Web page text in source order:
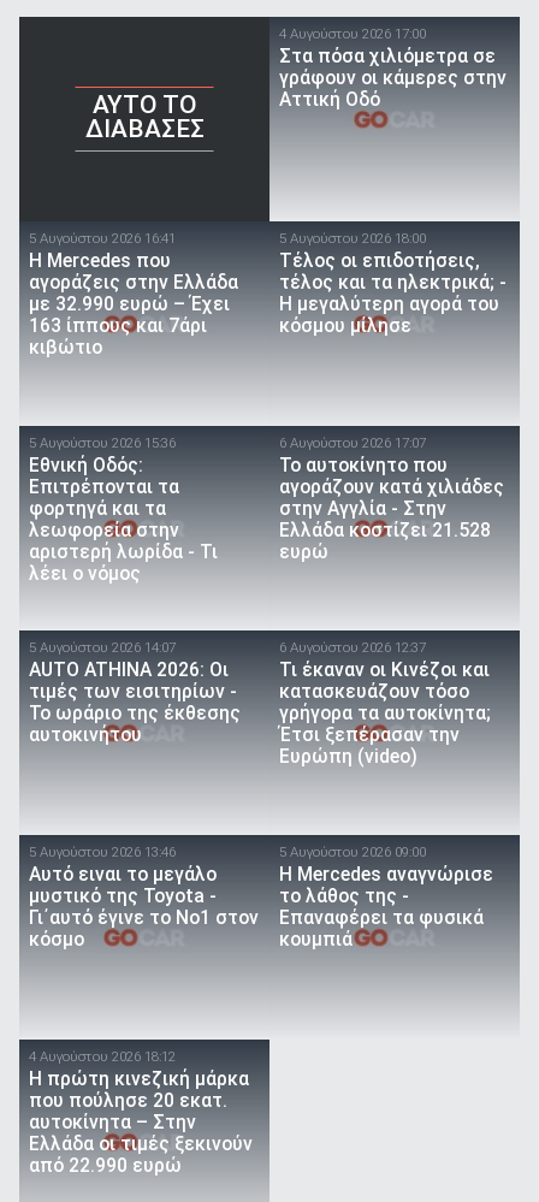
AYTO TO
ΔΙΑΒΑΣΕΣ
4 Αυγούστου 2026 17:00
Στα πόσα χιλιόμετρα σε
γράφουν οι κάμερες στην
Αττική Οδό
5 Αυγούστου 2026 16:41
Η Mercedes που
αγοράζεις στην Ελλάδα
με 32.990 ευρώ – Έχει
163 ίππους και 7άρι
κιβώτιο
5 Αυγούστου 2026 18:00
Τέλος οι επιδοτήσεις,
τέλος και τα ηλεκτρικά; -
Η μεγαλύτερη αγορά του
κόσμου μίλησε
5 Αυγούστου 2026 15:36
Εθνική Οδός:
Επιτρέπονται τα
φορτηγά και τα
λεωφορεία στην
αριστερή λωρίδα - Τι
λέει ο νόμος
6 Αυγούστου 2026 17:07
To αυτοκίνητο που
αγοράζουν κατά χιλιάδες
στην Αγγλία - Στην
Ελλάδα κοστίζει 21.528
ευρώ
5 Αυγούστου 2026 14:07
AUTO ATHINA 2026: Οι
τιμές των εισιτηρίων -
Το ωράριο της έκθεσης
αυτοκινήτου
6 Αυγούστου 2026 12:37
Τι έκαναν οι Κινέζοι και
κατασκευάζουν τόσο
γρήγορα τα αυτοκίνητα;
Έτσι ξεπέρασαν την
Ευρώπη (video)
5 Αυγούστου 2026 13:46
Αυτό ειναι τo μεγάλο
μυστικό της Toyota -
Γι΄αυτό έγινε το Νο1 στον
κόσμο
5 Αυγούστου 2026 09:00
Η Mercedes αναγνώρισε
το λάθος της -
Επαναφέρει τα φυσικά
κουμπιά
4 Αυγούστου 2026 18:12
Η πρώτη κινεζική μάρκα
που πούλησε 20 εκατ.
αυτοκίνητα – Στην
Ελλάδα οι τιμές ξεκινούν
από 22.990 ευρώ